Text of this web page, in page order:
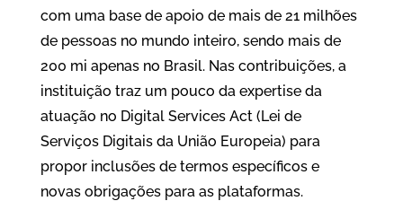
com uma base de apoio de mais de 21 milhões
de pessoas no mundo inteiro, sendo mais de
200 mi apenas no Brasil. Nas contribuições, a
instituição traz um pouco da expertise da
atuação no Digital Services Act (Lei de
Serviços Digitais da União Europeia) para
propor inclusões de termos específicos e
novas obrigações para as plataformas.